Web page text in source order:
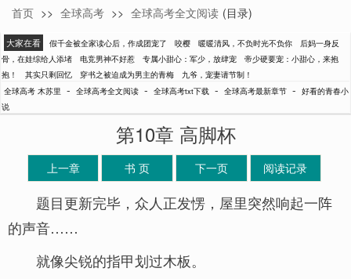
木苏里
首页 >> 全球高考 >> 全球高考全文阅读 (目录)
大家在看 假千金被全家读心后，作成团宠了 咬樱 暖暖清风，不负时光不负你
后妈一身反
骨，在娃综给人添堵
电竞男神不好惹 专属小甜心：军少，放肆宠
帝少硬要宠：小甜心，来抱
抱！
其实只剩回忆 穿书之被迫成为男主的青梅
九爷，宠妻请节制！
全球高考 木苏里 - 全球高考全文阅读 - 全球高考txt下载 - 全球高考最新章节 - 好看的青春小
说
第10章 高脚杯
上一章 书 页 下一页 阅读记录
题目更新完毕，众人正发愣，屋里突然响起一阵
的声音……
就像尖锐的指甲划过木板。